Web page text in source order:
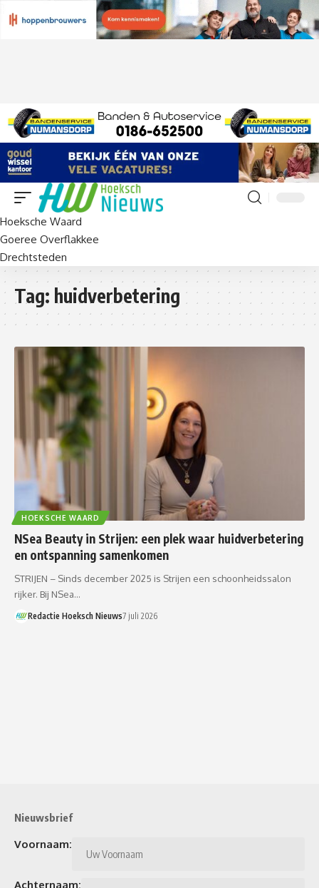
Hoeksche Waard
Goeree Overflakkee
Drechtsteden
Tag: huidverbetering
HOEKSCHE WAARD
NSea Beauty in Strijen: een plek waar huidverbetering
en ontspanning samenkomen
STRIJEN – Sinds december 2025 is Strijen een schoonheidssalon
rijker. Bij NSea…
Redactie Hoeksch Nieuws7 juli 2026
Nieuwsbrief
Voornaam:
Achternaam: